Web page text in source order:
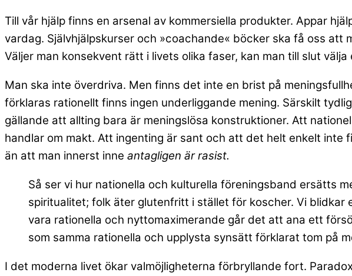
Till vår hjälp finns en arsenal av kommersiella produkter. Appar
vardag. Självhjälpskurser och »coachande« böcker ska få oss
Väljer man konsekvent rätt i livets olika faser, kan man till slut
Man ska inte överdriva. Men finns det inte en brist på
förklaras rationellt finns ingen underliggande mening. Särskilt
gällande att allting bara är meningslösa konstruktioner. Att
handlar om makt. Att ingenting är sant och att det helt enkelt inte
än att man innerst inne antagligen är rasist.
Så ser vi hur nationella och kulturella föreningsband ersätts
spiritualitet; folk äter glutenfritt i stället för koscher. Vi
vara rationella och nyttomaximerande går det att ana ett
som samma rationella och upplysta synsätt förklarat tom på
I det moderna livet ökar valmöjligheterna förbryllande fort.